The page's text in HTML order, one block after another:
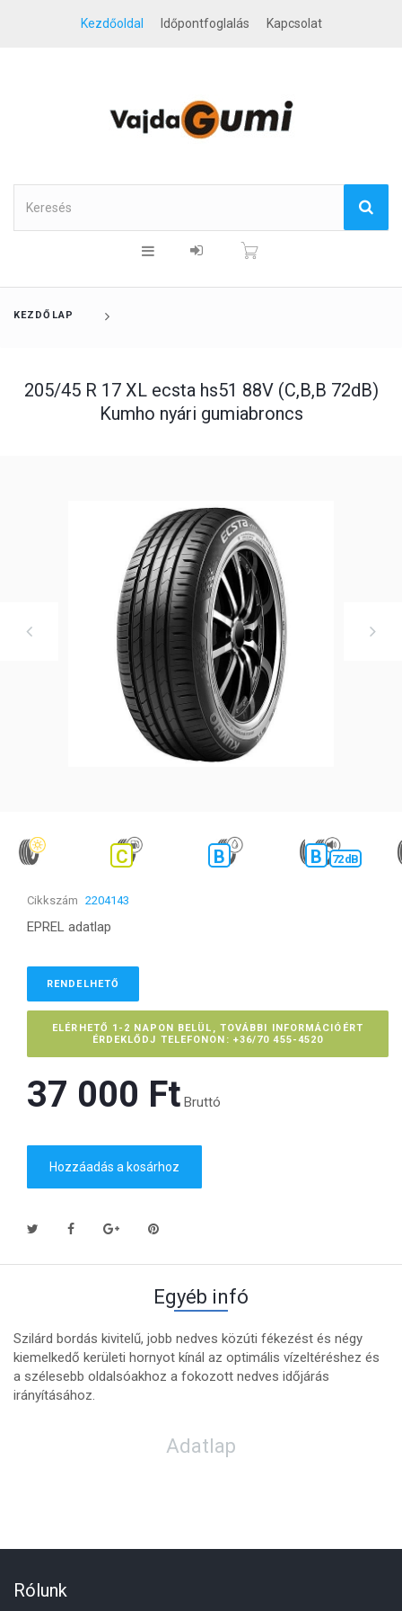
Kezdőoldal Időpontfoglalás Kapcsolat
KEZDŐLAP
205/45 R 17 XL ecsta hs51 88V (C,B,B 72dB)
Kumho nyári gumiabroncs
C B B 72 dB
Cikkszám 2204143
EPREL adatlap
RENDELHETŐ
ELÉRHETŐ 1-2 NAPON BELÜL, TOVÁBBI INFORMÁCIÓÉRT
ÉRDEKLŐDJ TELEFONON: +36/70 455-4520
37 000 Ft‎ Bruttó
Hozzáadás a kosárhoz
Egyéb infó
Szilárd bordás kivitelű, jobb nedves közúti fékezést és négy
kiemelkedő kerületi hornyot kínál az optimális vízeltéréshez és
a szélesebb oldalsóakhoz a fokozott nedves időjárás
irányításához.
Adatlap
Rólunk